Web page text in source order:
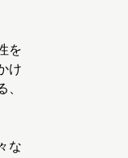
を
け
、
な